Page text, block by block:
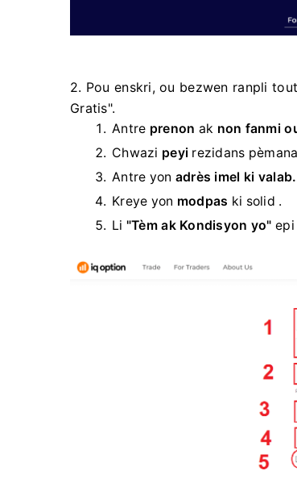
2. Pou enskri, ou bezwen ranpli
Gratis".
Antre prenon ak non fanmi
Chwazi peyi rezidans
Antre yon adrès imel ki valab.
Kreye yon modpas ki solid .
Li "Tèm ak Kondisyon yo"